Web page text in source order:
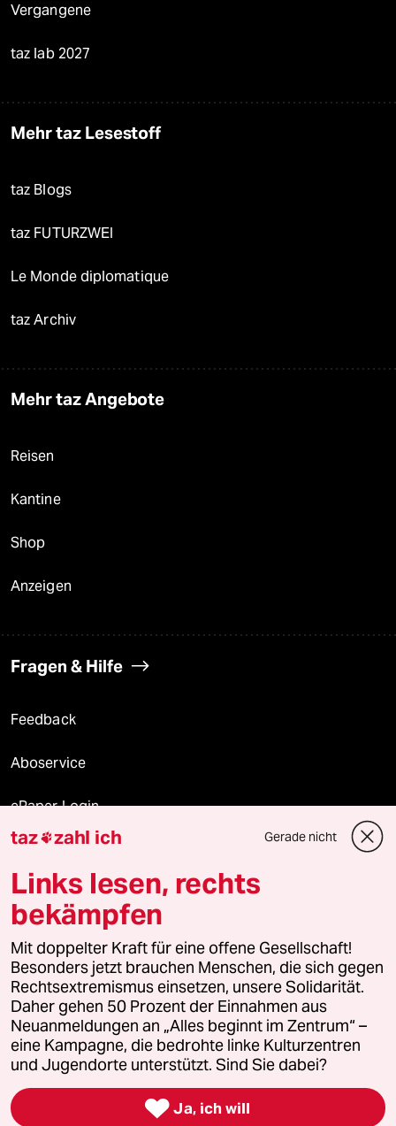
Vergangene
taz lab 2027
Mehr taz Lesestoff
taz Blogs
taz FUTURZWEI
Le Monde diplomatique
taz Archiv
Mehr taz Angebote
Reisen
Kantine
Shop
Anzeigen
Fragen & Hilfe
Feedback
Aboservice
ePaper Login
Downloads für Abonnierende
© 2026 taz Verlags und Vertriebs GmbH
Alle Rechte vorbehalten. Bei rechtlichen Fragen oder für Genehmigungen
wenden Sie sich bitte an
lizenzen@taz.de
Feedback Redaktionsstatut Kommune-Richtlinien
Leitlinie Informant Datenschutz Impressum AGB
Seitenwende Einwilligungen widerrufen (Ads)
taz zahl ich Gerade nicht
Links lesen, rechts
bekämpfen
Mit doppelter Kraft für eine offene Gesellschaft!
Besonders jetzt brauchen Menschen, die sich gegen
Rechtsextremismus einsetzen, unsere Solidarität.
Daher gehen 50 Prozent der Einnahmen aus
Neuanmeldungen an „Alles beginnt im Zentrum“ –
eine Kampagne, die bedrohte linke Kulturzentren
und Jugendorte unterstützt. Sind Sie dabei?
 Ja, ich will